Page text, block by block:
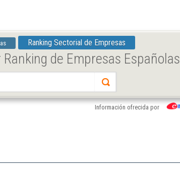
Ranking Sectorial de Empresas
de Empresas Españolas
Información ofrecida por